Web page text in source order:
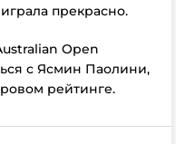
прекрасно.
Open
с Ясмин Паолини,
рейтинге.